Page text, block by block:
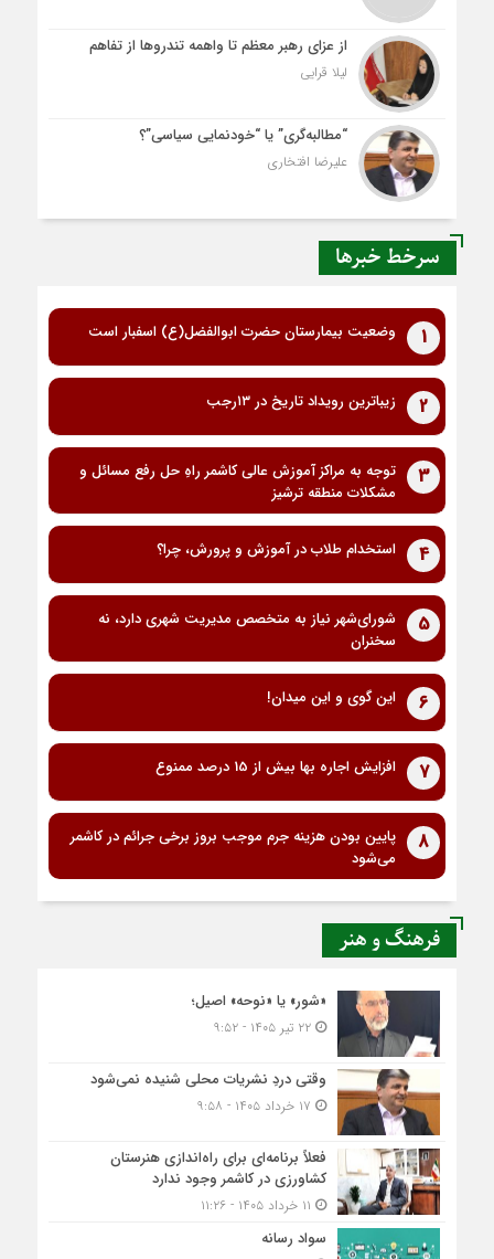
از عزای رهبر معظم تا واهمه تندروها از تفاهم
لیلا قرایی
“مطالبه‌گری” یا “خودنمایی سیاسی”؟
علیرضا افتخاری
سرخط خبرها
1 وضعیت بیمارستان حضرت ابوالفضل(ع) اسفبار است
2 زیباترین رویداد تاریخ در ۱۳رجب
3
توجه به مراکز آموزش عالی کاشمر راهِ حل رفع مسائل و
مشکلات منطقه ترشیز
4 استخدام طلاب در آموزش و پرورش، چرا؟
5
شورای‌شهر نیاز به متخصص مدیریت شهری دارد، نه
سخنران
6 این گوی و این میدان!
7 افزایش اجاره بها بیش از 15 درصد ممنوع
8
پایین بودن هزینه جرم موجب بروز برخی جرائم در کاشمر
می‌شود
فرهنگ و هنر
«شور» یا «نوحه» اصیل؛
۲۲ تیر ۱۴۰۵ - ۹:۵۲
وقتی دردِ نشریات محلی شنیده نمی‌شود
فعلاً برنامه‌ای برای راه‌اندازی هنرستان
کشاورزی در کاشمر وجود ندارد
سواد رسانه